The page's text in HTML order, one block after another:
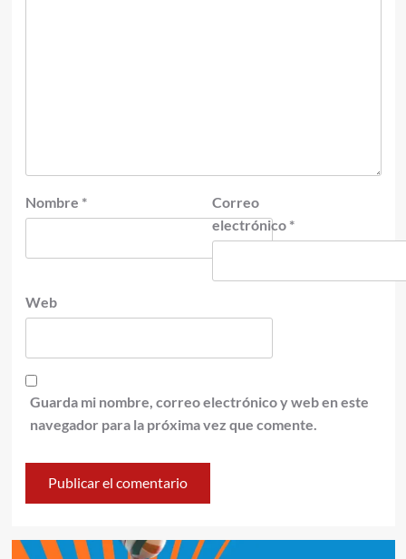
Nombre *
Correo
electrónico *
Web
Guarda mi nombre, correo electrónico y web en este
navegador para la próxima vez que comente.